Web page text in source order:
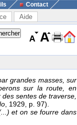
Contact
Aide
grandes masses, sur
sur la route, en
sentes de traverse,
, 1929, p. 97).
et on se fourre dans